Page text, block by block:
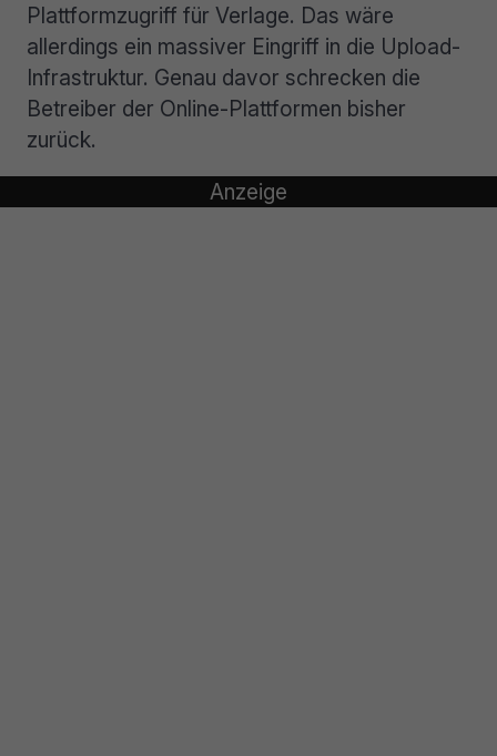
Plattformzugriff für Verlage. Das wäre
allerdings ein massiver Eingriff in die Upload-
Infrastruktur. Genau davor schrecken die
Betreiber der Online-Plattformen bisher
zurück.